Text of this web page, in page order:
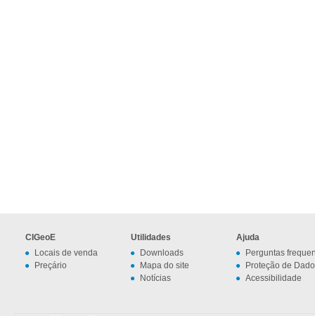
CIGeoE
Locais de venda
Preçário
Utilidades
Downloads
Mapa do site
Notícias
Ajuda
Perguntas
Proteção de
Acessibilidade